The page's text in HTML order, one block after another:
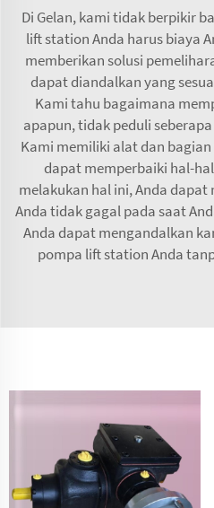
Di Gelan, kami tidak berpikir
lift station Anda harus biaya
memberikan solusi
dapat diandalkan yang
Kami tahu bagaimana
apapun, tidak peduli
Kami memiliki alat dan
dapat memperbaiki hal-
melakukan hal ini, Anda
Anda tidak gagal pada saat
Anda dapat mengandalkan
pompa lift station Anda